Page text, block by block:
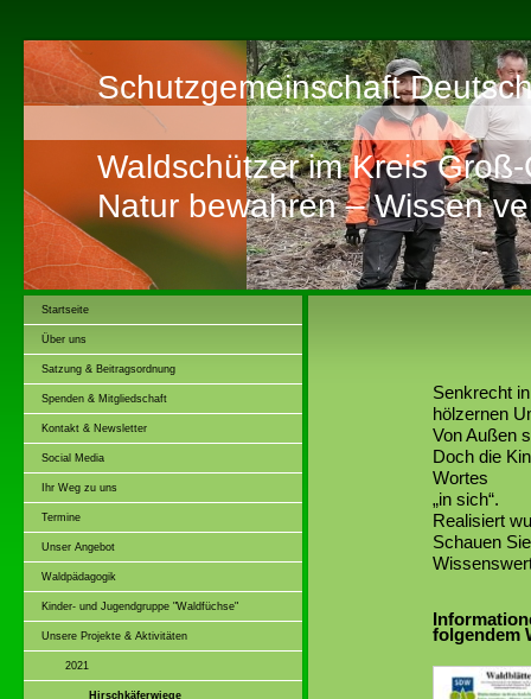
Schutzgemeinschaft
Waldschützer im Kreis
Natur bewahren – Wissen
Startseite
Über uns
Satzung & Beitragsordnung
Spenden & Mitgliedschaft
Kontakt & Newsletter
Social Media
Ihr Weg zu uns
Termine
Unser Angebot
Waldpädagogik
Kinder- und Jugendgruppe "Waldfüchse"
Unsere Projekte & Aktivitäten
2021
Hirschkäferwiege
Senkrecht
hölzernen
Von Außen
Doch die
Wortes
„in sich“.
Realisiert
Schauen
folgendem